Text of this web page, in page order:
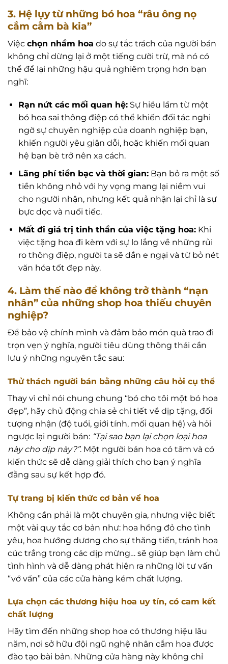
3. Hệ lụy từ những bó hoa “râu ông nọ
cắm cằm bà kia”
Việc chọn nhầm hoa do sự tắc trách của người bán
không chỉ dừng lại ở một tiếng cười trừ, mà nó có
thể để lại những hậu quả nghiêm trọng hơn bạn
nghĩ:
Rạn nứt các mối quan hệ:Sự hiểu lầm từ một
bó hoa sai thông điệp có thể khiến đối tác nghi
ngờ sự chuyên nghiệp của doanh nghiệp bạn,
khiến người yêu giận dỗi, hoặc khiến mối quan
hệ bạn bè trở nên xa cách.
Lãng phí tiền bạc và thời gian:Bạn bỏ ra một số
tiền không nhỏ với hy vọng mang lại niềm vui
cho người nhận, nhưng kết quả nhận lại chỉ là sự
bực dọc và nuối tiếc.
Mất đi giá trị tinh thần của việc tặng hoa:Khi
việc tặng hoa đi kèm với sự lo lắng về những rủi
ro thông điệp, người ta sẽ dần e ngại và từ bỏ nét
văn hóa tốt đẹp này.
4. Làm thế nào để không trở thành “nạn
nhân” của những shop hoa thiếu chuyên
nghiệp?
Để bảo vệ chính mình và đảm bảo món quà trao đi
trọn vẹn ý nghĩa, người tiêu dùng thông thái cần
lưu ý những nguyên tắc sau:
Thử thách người bán bằng những câu hỏi cụ thể
Thay vì chỉ nói chung chung “bó cho tôi một bó hoa
đẹp”, hãy chủ động chia sẻ chi tiết về dịp tặng, đối
tượng nhận (độ tuổi, giới tính, mối quan hệ) và hỏi
ngược lại người bán: “Tại sao bạn lại chọn loại hoa
này cho dịp này?”. Một người bán hoa có tâm và có
kiến thức sẽ dễ dàng giải thích cho bạn ý nghĩa
đằng sau sự kết hợp đó.
Tự trang bị kiến thức cơ bản về hoa
Không cần phải là một chuyên gia, nhưng việc biết
một vài quy tắc cơ bản như: hoa hồng đỏ cho tình
yêu, hoa hướng dương cho sự thăng tiến, tránh hoa
cúc trắng trong các dịp mừng… sẽ giúp bạn làm chủ
tình hình và dễ dàng phát hiện ra những lời tư vấn
“vớ vẩn” của các cửa hàng kém chất lượng.
Lựa chọn các thương hiệu hoa uy tín, có cam kết
chất lượng
Hãy tìm đến những shop hoa có thương hiệu lâu
năm, nơi sở hữu đội ngũ nghệ nhân cắm hoa được
đào tạo bài bản. Những cửa hàng này không chỉ